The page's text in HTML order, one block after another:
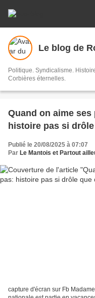
Le blog de
Politique. Syndicalisme.
Corbières éternelles.
Quand on aime
histoire pas si
Publié le 20/08/2025 à 07:07
Par Le Mantois et Partout
capture d'écran sur Fb